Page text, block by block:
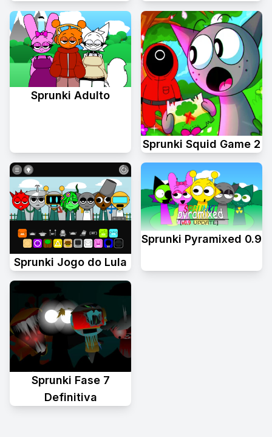
Sprunki Adulto
Sprunki Squid Game 2
Sprunki Jogo do Lula
Sprunki Pyramixed 0.9
Sprunki Fase 7
Definitiva